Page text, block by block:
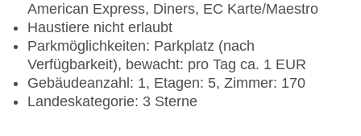
American Express, Diners, EC Karte/Maestro
Haustiere nicht erlaubt
Parkmöglichkeiten: Parkplatz (nach
Verfügbarkeit), bewacht: pro Tag ca. 1 EUR
Gebäudeanzahl: 1, Etagen: 5, Zimmer: 170
Landeskategorie: 3 Sterne